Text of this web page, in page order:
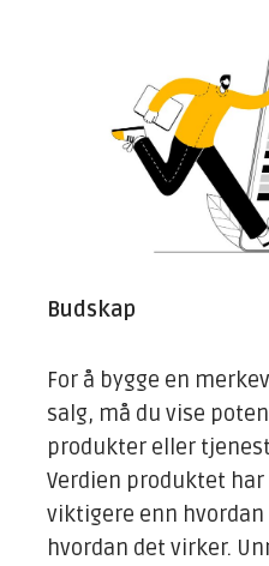
Budskap
For å bygge en
salg, må du vise
produkter eller
Verdien produktet
viktigere enn
hvordan det virker.